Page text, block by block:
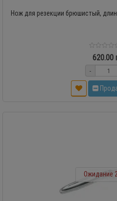
Нож для резекции брюшистый,
620.00
-
Ожидание